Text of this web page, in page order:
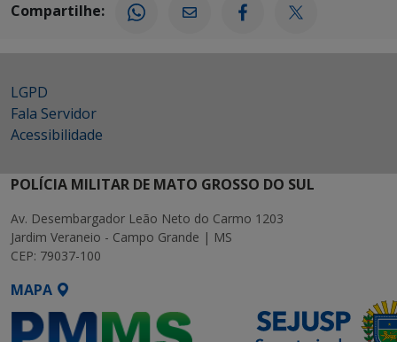
Compartilhe:
LGPD
Fala Servidor
Acessibilidade
POLÍCIA MILITAR DE MATO GROSSO DO SUL
Av. Desembargador Leão Neto do Carmo 1203
Jardim Veraneio - Campo Grande | MS
CEP: 79037-100
MAPA